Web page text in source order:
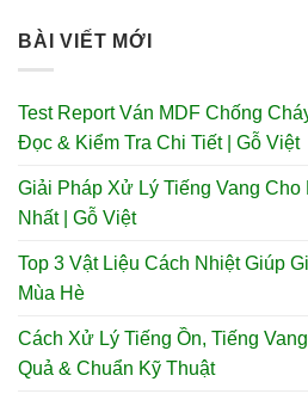
BÀI VIẾT MỚI
Test Report Ván MDF Chống
Đọc & Kiểm Tra Chi Tiết | Gỗ Việt
Giải Pháp Xử Lý Tiếng Vang
Nhất | Gỗ Việt
Top 3 Vật Liệu Cách Nhiệt Giúp
Mùa Hè
Cách Xử Lý Tiếng Ồn, Tiếng
Quả & Chuẩn Kỹ Thuật